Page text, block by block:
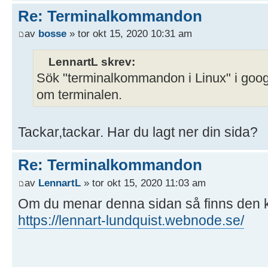
Re: Terminalkommandon
av bosse » tor okt 15, 2020 10:31 am
LennartL skrev:
Sök "terminalkommandon i Linux" i
om terminalen.
Tackar,tackar. Har du lagt ner din sida?
Re: Terminalkommandon
av LennartL » tor okt 15, 2020 11:03 am
Om du menar denna sidan så finns den
https://lennart-lundquist.webnode.se/